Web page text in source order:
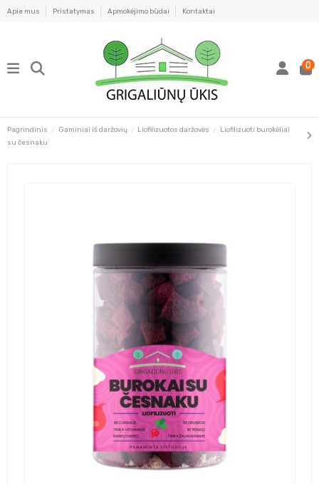
Apie mus Pristatymas Apmokėjimo būdai Kontaktai
0
Pagrindinis Gaminiai iš daržovių Liofilizuotos daržovės
Liofilizuoti burokėliai
su česnaku